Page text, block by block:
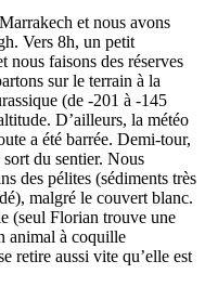
et nous avons
Vers 8h, un petit
nous faisons des réserves
sur le terrain à la
(de -201 à -145
D’ailleurs, la météo
a été barrée. Demi-tour,
du sentier. Nous
des pélites (sédiments très
malgré le couvert blanc.
(seul Florian trouve une
animal à coquille
retire aussi vite qu’elle est